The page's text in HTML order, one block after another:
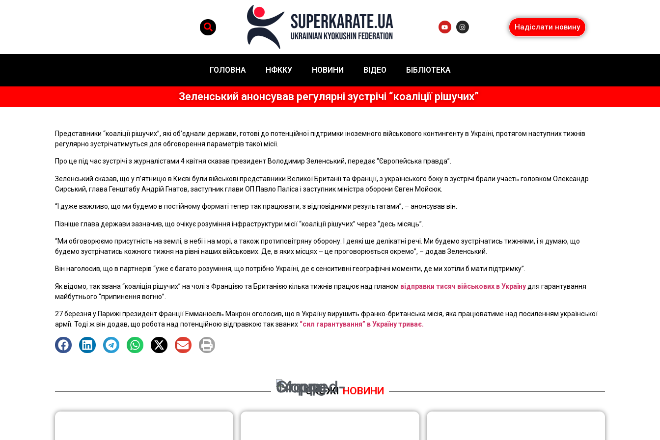
Надіслати новину
ГОЛОВНА НФККУ НОВИНИ ВІДЕО БІБЛІОТЕКА
Зеленський анонсував регулярні зустрічі “коаліції рішучих”
Представники “коаліції рішучих”, які обʼєднали держави, готові до потенційної підтримки іноземного військового контингенту в Україні, протягом наступних тижнів
регулярно зустрічатимуться для обговорення параметрів такої місії.
Про це під час зустрічі з журналістами 4 квітня сказав президент Володимир Зеленський, передає “Європейська правда”.
Зеленський сказав, що у пʼятницю в Києві були військові представники Великої Британії та Франції, з українського боку в зустрічі брали участь головком Олександр
Сирський, глава Генштабу Андрій Гнатов, заступник глави ОП Павло Паліса і заступник міністра оборони Євген Мойсюк.
“І дуже важливо, що ми будемо в постійному форматі тепер так працювати, з відповідними результатами”, – анонсував він.
Пізніше глава держави зазначив, що очікує розуміння інфраструктури місії “коаліції рішучих” через “десь місяць”.
“Ми обговорюємо присутність на землі, в небі і на морі, а також протиповітряну оборону. І деякі ще делікатні речі. Ми будемо зустрічатись тижнями, і я думаю, що
будемо зустрічатись кожного тижня на рівні наших військових. Де, в яких місцях – це проговорюється окремо”, – додав Зеленський.
Він наголосив, що в партнерів “уже є багато розуміння, що потрібно Україні, де є сенситивні географічні моменти, де ми хотіли б мати підтримку”.
Як відомо, так звана “коаліція рішучих” на чолі з Францією та Британією кілька тижнів працює над планом відправки тисяч військових в Україну для гарантування
майбутнього “припинення вогню”.
27 березня у Парижі президент Франції Емманюель Макрон оголосив, що в Україну вирушить франко-британська місія, яка працюватиме над посиленням української
армії. Тоді ж він додав, що робота над потенційною відправкою так званих “сил гарантування” в Україну триває.
СХОЖІ НОВИНИ